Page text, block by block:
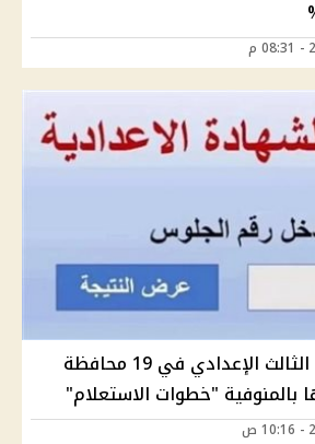
ظهور نتيجة الصف الثالث الإعدادي في 19 محافظة
بالمنوفية "خطوات الاستعلام"